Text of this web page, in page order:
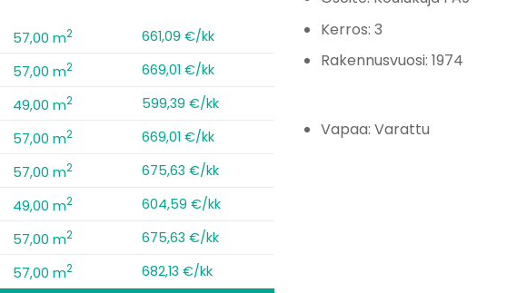
57,00 m2
661,09 €/kk
57,00 m2
669,01 €/kk
49,00 m2
599,39 €/kk
57,00 m2
669,01 €/kk
57,00 m2
675,63 €/kk
49,00 m2
604,59 €/kk
57,00 m2
675,63 €/kk
57,00 m2
682,13 €/kk
Kerros: 3
Rakennusvuosi: 1974
Vapaa: Varattu